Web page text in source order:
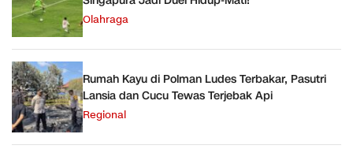
Olahraga
Rumah Kayu di Polman Ludes Terbakar, Pasutri
Lansia dan Cucu Tewas Terjebak Api
Regional